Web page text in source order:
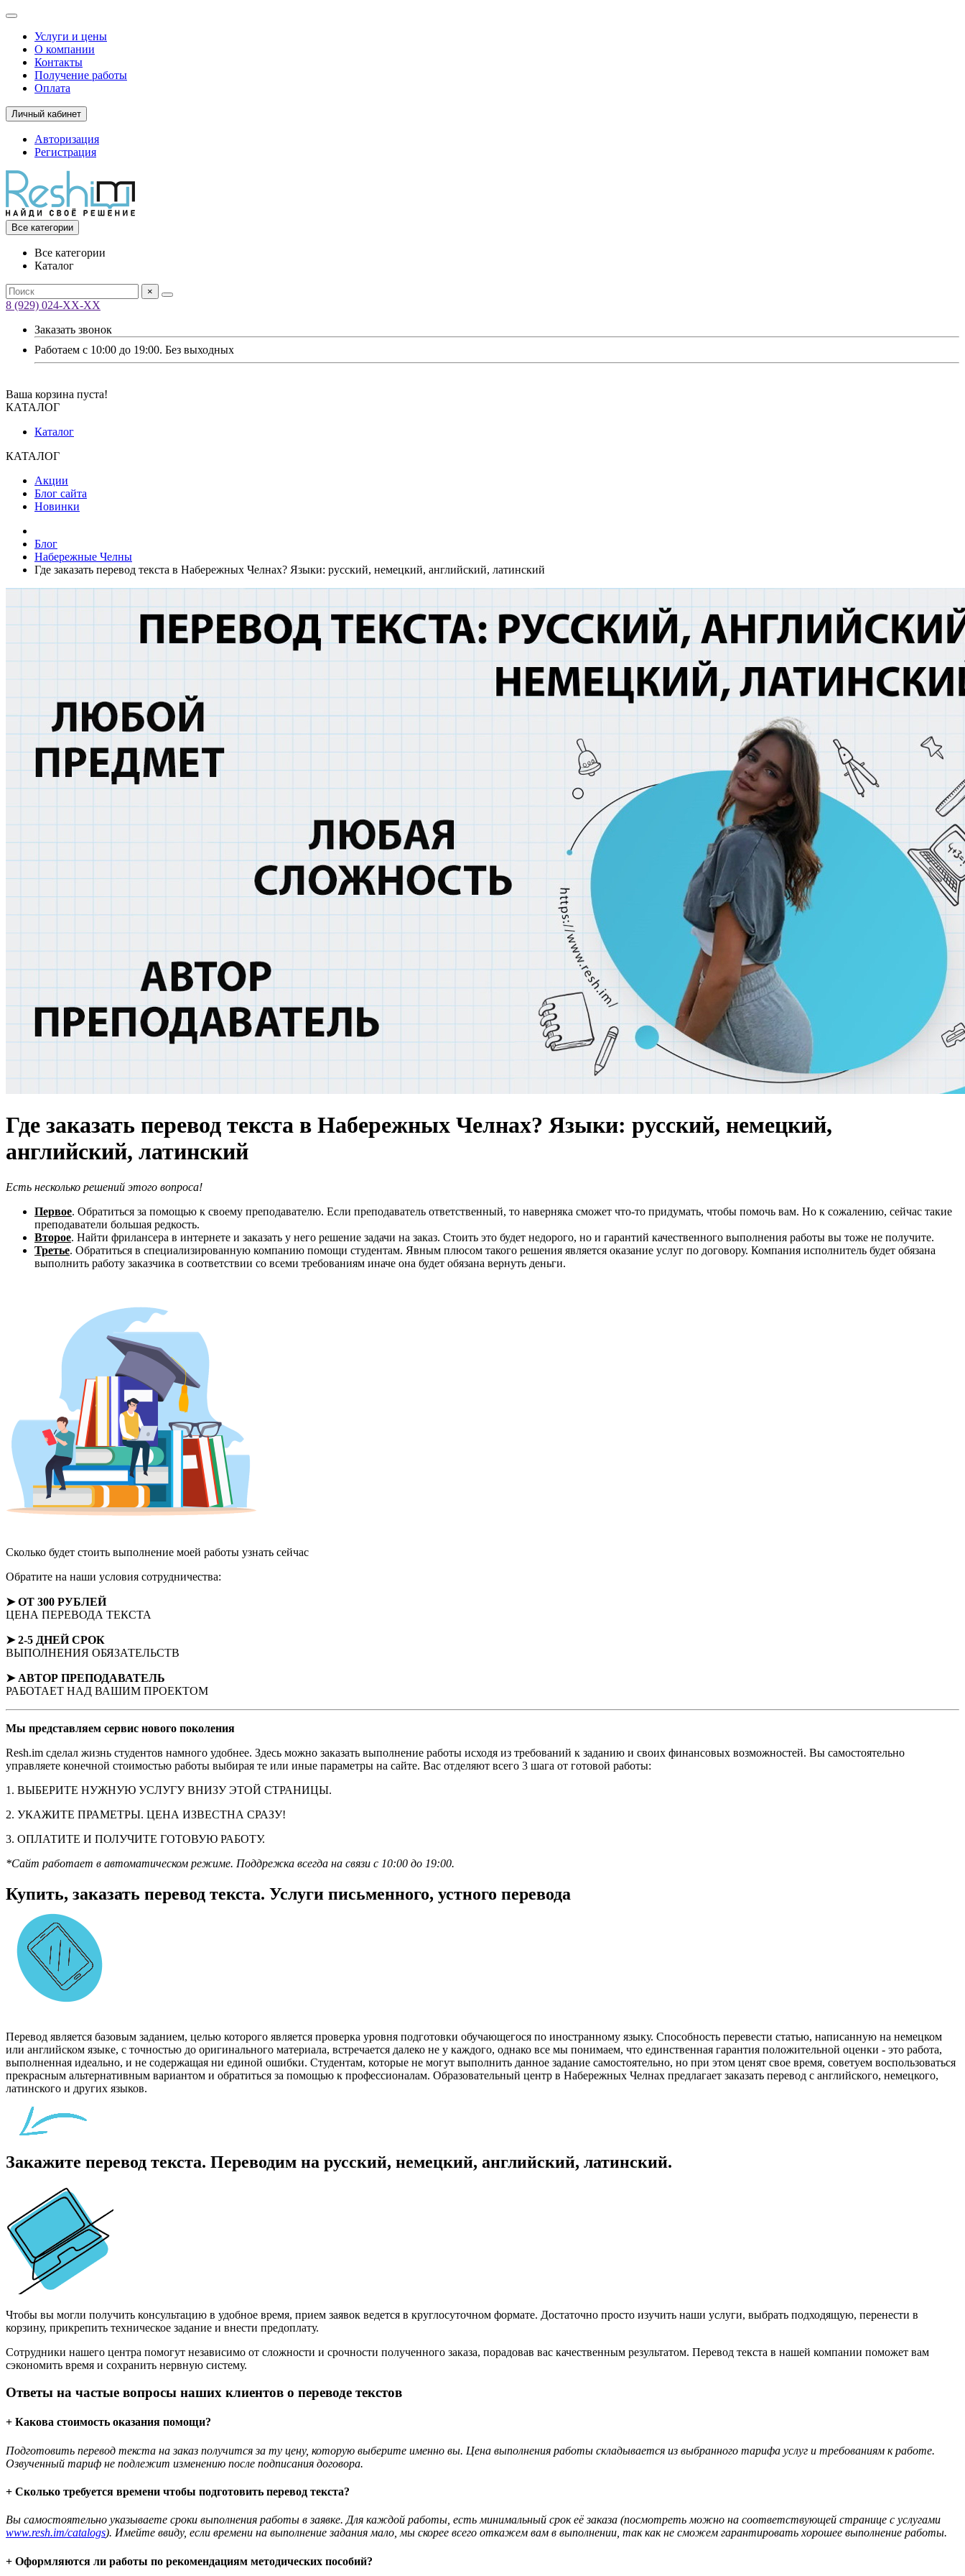
Услуги и цены
О компании
Контакты
Получение работы
Оплата
Личный кабинет
Авторизация
Регистрация
Все категории
Все категории
Каталог
×
8 (929) 024-ХХ-ХХ
Заказать звонок
Работаем с 10:00 до 19:00. Без выходных
Ваша корзина пуста!
КАТАЛОГ
Каталог
КАТАЛОГ
Акции
Блог сайта
Новинки
Блог
Набережные Челны
Где заказать перевод текста в Набережных Челнах? Языки: русский, немецкий, английский, латинский
Где заказать перевод текста в Набережных Челнах? Языки: русский, немецкий,
английский, латинский
Есть несколько решений этого вопроса!
Первое. Обратиться за помощью к своему преподавателю. Если преподаватель ответственный, то наверняка сможет что-то придумать, чтобы помочь вам. Но к сожалению, сейчас такие
преподаватели большая редкость.
Второе. Найти фрилансера в интернете и заказать у него решение задачи на заказ. Стоить это будет недорого, но и гарантий качественного выполнения работы вы тоже не получите.
Третье. Обратиться в специализированную компанию помощи студентам. Явным плюсом такого решения является оказание услуг по договору. Компания исполнитель будет обязана
выполнить работу заказчика в соответствии со всеми требованиям иначе она будет обязана вернуть деньги.
Сколько будет стоить выполнение моей работы узнать сейчас
Обратите на наши условия сотрудничества:
➤ ОТ 300 РУБЛЕЙ
ЦЕНА ПЕРЕВОДА ТЕКСТА
➤ 2-5 ДНЕЙ СРОК
ВЫПОЛНЕНИЯ ОБЯЗАТЕЛЬСТВ
➤ АВТОР ПРЕПОДАВАТЕЛЬ
РАБОТАЕТ НАД ВАШИМ ПРОЕКТОМ
Мы представляем сервис нового поколения
Resh.im сделал жизнь студентов намного удобнее. Здесь можно заказать выполнение работы исходя из требований к заданию и своих финансовых возможностей. Вы самостоятельно
управляете конечной стоимостью работы выбирая те или иные параметры на сайте. Вас отделяют всего 3 шага от готовой работы:
1. ВЫБЕРИТЕ НУЖНУЮ УСЛУГУ ВНИЗУ ЭТОЙ СТРАНИЦЫ.
2. УКАЖИТЕ ПРАМЕТРЫ. ЦЕНА ИЗВЕСТНА СРАЗУ!
3. ОПЛАТИТЕ И ПОЛУЧИТЕ ГОТОВУЮ РАБОТУ.
*Сайт работает в автоматическом режиме. Поддрежка всегда на связи с 10:00 до 19:00.
Купить, заказать перевод текста. Услуги письменного, устного перевода
Перевод является базовым заданием, целью которого является проверка уровня подготовки обучающегося по иностранному языку. Способность перевести статью, написанную на немецком
или английском языке, с точностью до оригинального материала, встречается далеко не у каждого, однако все мы понимаем, что единственная гарантия положительной оценки - это работа,
выполненная идеально, и не содержащая ни единой ошибки. Студентам, которые не могут выполнить данное задание самостоятельно, но при этом ценят свое время, советуем воспользоваться
прекрасным альтернативным вариантом и обратиться за помощью к профессионалам. Образовательный центр в Набережных Челнах предлагает заказать перевод с английского, немецкого,
латинского и других языков.
Закажите перевод текста. Переводим на русский, немецкий, английский, латинский.
Чтобы вы могли получить консультацию в удобное время, прием заявок ведется в круглосуточном формате. Достаточно просто изучить наши услуги, выбрать подходящую, перенести в
корзину, прикрепить техническое задание и внести предоплату.
Сотрудники нашего центра помогут независимо от сложности и срочности полученного заказа, порадовав вас качественным результатом. Перевод текста в нашей компании поможет вам
сэкономить время и сохранить нервную систему.
Ответы на частые вопросы наших клиентов о переводе текстов
+ Какова стоимость оказания помощи?
Подготовить перевод текста на заказ получится за ту цену, которую выберите именно вы. Цена выполнения работы складывается из выбранного тарифа услуг и требованиям к работе.
Озвученный тариф не подлежит изменению после подписания договора.
+ Сколько требуется времени чтобы подготовить перевод текста?
Вы самостоятельно указываете сроки выполнения работы в заявке. Для каждой работы, есть минимальный срок её заказа (посмотреть можно на соответствующей странице с услугами
www.resh.im/catalogs). Имейте ввиду, если времени на выполнение задания мало, мы скорее всего откажем вам в выполнении, так как не сможем гарантировать хорошее выполнение работы.
+ Оформляются ли работы по рекомендациям методических пособий?